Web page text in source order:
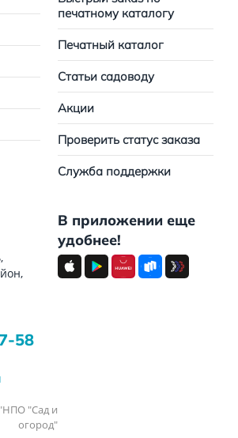
печатному каталогу
Печатный каталог
Статьи садоводу
Акции
Проверить статус заказа
Служба поддержки
58
"Сад и
огород"
В приложении еще
удобнее!